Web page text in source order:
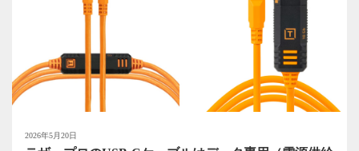
2026年5月20日